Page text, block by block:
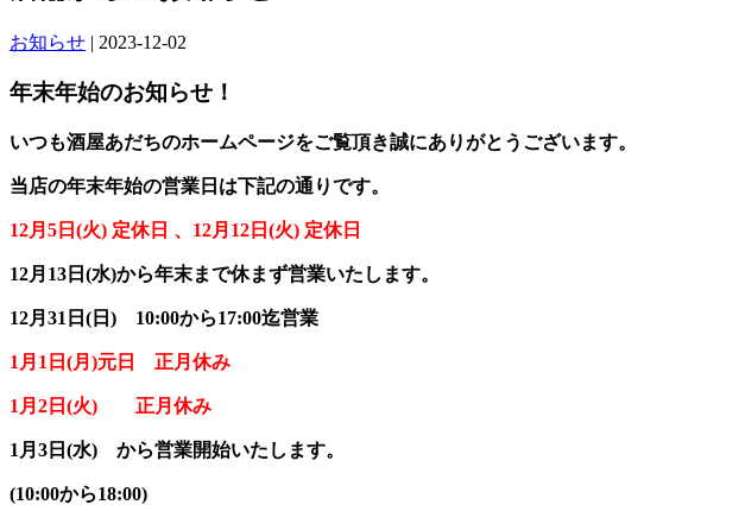
お知らせ | 2023-12-02
年末年始のお知らせ！
いつも酒屋あだちのホームページをご覧頂き誠にありがとうございます。
当店の年末年始の営業日は下記の通りです。
12月5日(火) 定休日 、12月12日(火) 定休日
12月13日(水)から年末まで休まず営業いたします。
12月31日(日) 10:00から17:00迄営業
1月1日(月)元日 正月休み
1月2日(火) 正月休み
1月3日(水) から営業開始いたします。
(10:00から18:00)